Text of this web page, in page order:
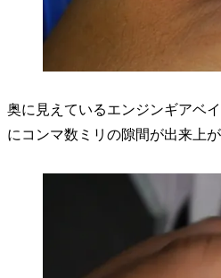
奥に見えているエンジンギアベ
にコンマ数ミリの隙間が出来上が